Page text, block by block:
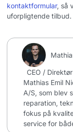
kontaktformular, så
uforpligtende tilbud.
CEO /
Mathias Emil
A/S, som blev
reparation,
fokus på
service for